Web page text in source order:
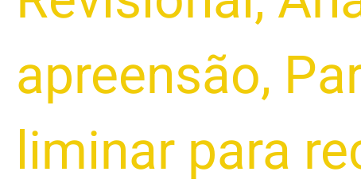
apreensão,
liminar para